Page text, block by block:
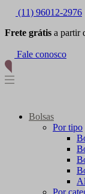
(11) 96012-2976
Frete grátis a partir
Fale conosco
Bolsas
Por tipo
Por